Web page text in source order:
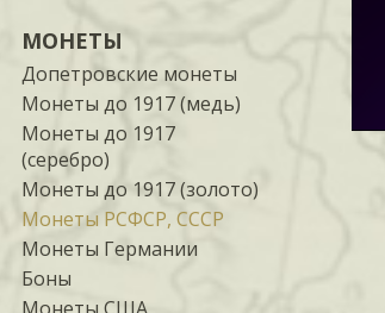
МОНЕТЫ
Допетровские монеты
Монеты до 1917 (медь)
Монеты до 1917
(серебро)
Монеты до 1917 (золото)
Монеты РСФСР, СССР
Монеты Германии
Боны